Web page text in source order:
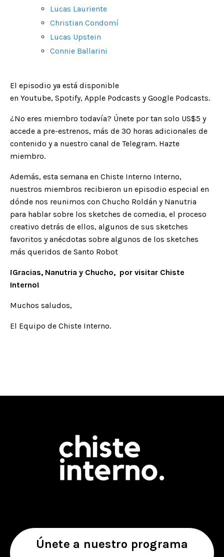
Lucas Lauriente
Christian Condomí
Lucas Upstein
Connie Ballarini
El episodio ya está disponible
en Youtube, Spotify, Apple Podcasts yGoogle Podcasts.
¿No eres miembro todaví­a? Únete por tan solo US$5 y
accede a pre-estrenos, más de 30 horas adicionales de
contenido y a nuestro canal de Telegram. Hazte
miembro.
Además, esta semana en Chiste Interno Interno,
nuestros miembros recibieron un episodio especial en
dónde nos reunimos con Chucho Roldán y Nanutria
para hablar sobre los sketches de comedia, el proceso
creativo detrás de ellos, algunos de sus sketches
favoritos y anécdotas sobre algunos de los sketches
más queridos de Santo Robot
¡Gracias, Nanutria y Chucho, por visitar Chiste
Interno!
Muchos saludos,
El Equipo de Chiste Interno.
Únete a nuestro programa